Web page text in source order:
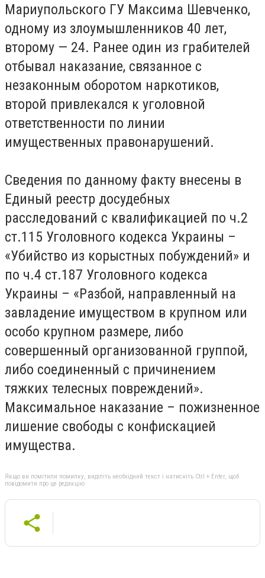
Мариупольского ГУ Максима Шевченко,
одному из злоумышленников 40 лет,
второму — 24. Ранее один из грабителей
отбывал наказание, связанное с
незаконным оборотом наркотиков,
второй привлекался к уголовной
ответственности по линии
имущественных правонарушений.
Сведения по данному факту внесены в
Единый реестр досудебных
расследований с квалификацией по ч.2
ст.115 Уголовного кодекса Украины –
«Убийство из корыстных побуждений» и
по ч.4 ст.187 Уголовного кодекса
Украины – «Разбой, направленный на
завладение имуществом в крупном или
особо крупном размере, либо
совершенный организованной группой,
либо соединенный с причинением
тяжких телесных повреждений».
Максимальное наказание – пожизненное
лишение свободы с конфискацией
имущества.
Якщо ви помітили помилку, виділіть необхідний текст і натисніть Ctrl + Enter, щоб
повідомити про це редакцію